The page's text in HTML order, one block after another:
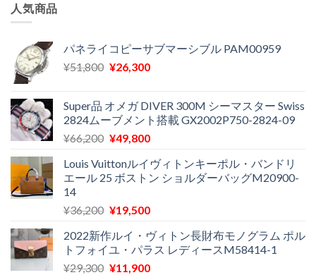
¥29,300
で
は
¥11,500
人気商品
パネライコピーサブマーシブル PAM00959
¥51,800 元
格
は
¥51,800
し
た。
¥26,300現
価
格
は
で
す。
Super品 オメガ DIVER 300M シーマスター Swiss
2824ムーブメント搭載 GX2002P750-2824-09
¥66,200 元
価
格
¥66,200
し
た。
¥49,800現
の
価
は
で
す。
Louis Vuittonルイヴィトンキーポル・バンドリ
エール 25 ボストン ショルダーバッグM20900-
14
¥36,200 元
価
格
は
¥19,500現
の
価
格
2022新作ルイ・ヴィトン長財布モノグラム ポル
トフォイユ・パラス レディースM58414-1
¥29,300 元
¥11,900現